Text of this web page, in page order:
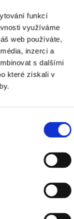
funkcí
využíváme
web používáte,
inzerci a
s dalšími
které získali v
před pádem 2m
do 256GB)